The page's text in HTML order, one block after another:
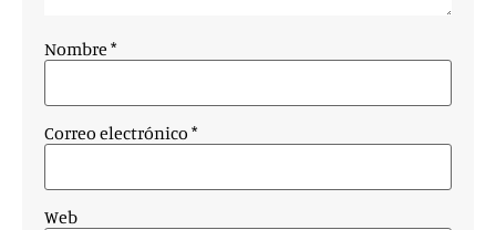
Nombre *
Correo electrónico *
Web